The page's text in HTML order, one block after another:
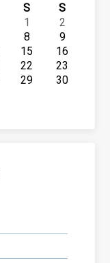
S
S
1
2
8
9
15
16
22
23
29
30